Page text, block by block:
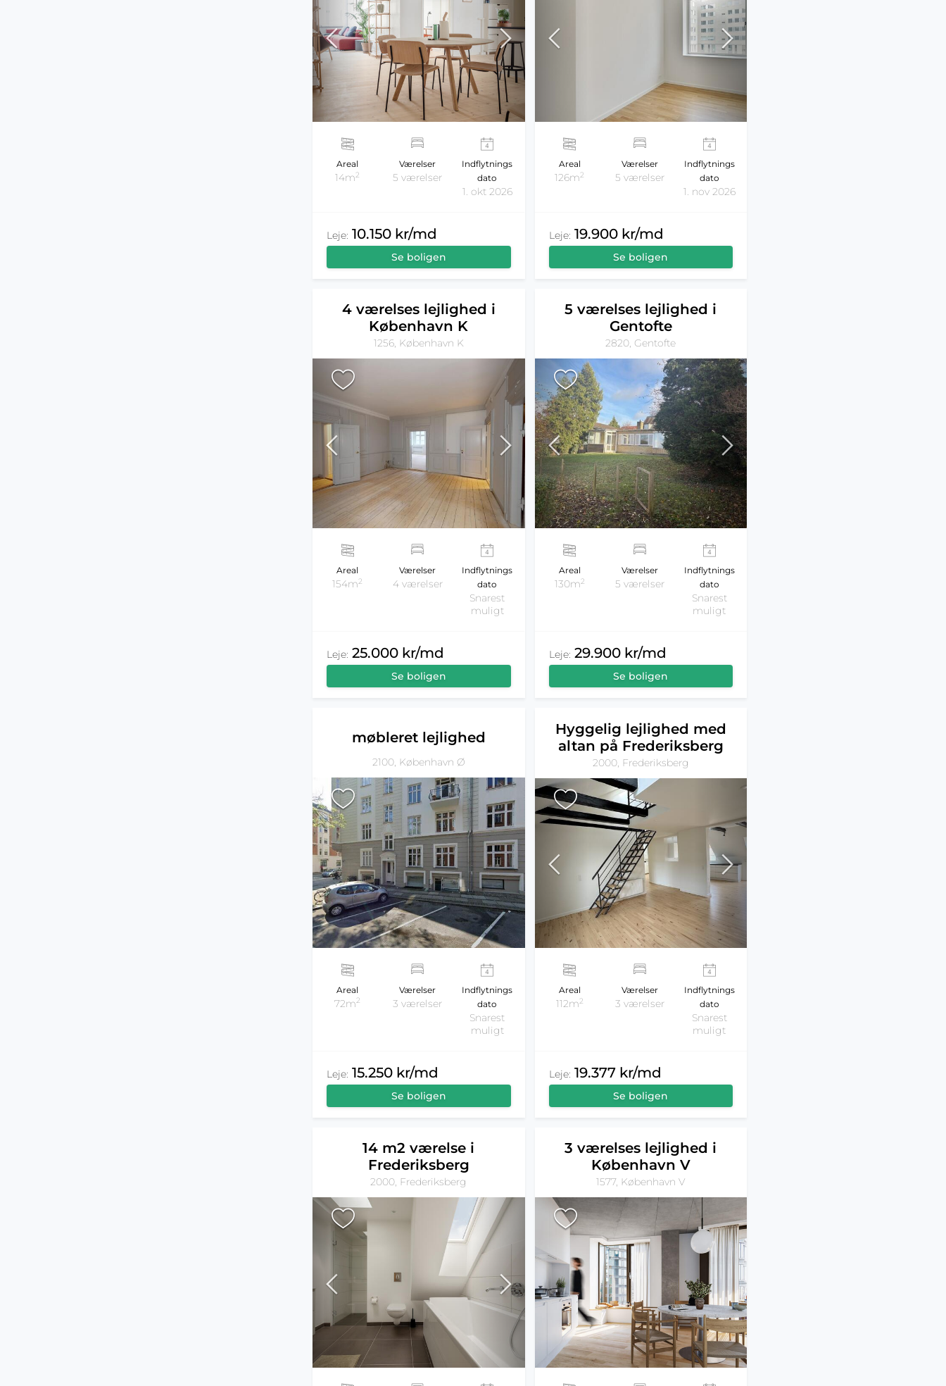
Areal
14m2
Værelser
5 værelser
Indflytnings
dato
1. okt 2026
Leje: 10.150 kr/md
Se boligen
Areal
126m2
Værelser
5 værelser
Indflytnings
dato
1. nov 2026
Leje: 19.900 kr/md
Se boligen
4 værelses lejlighed i
København K
1256, København K
Areal
154m2
Værelser
4 værelser
Indflytnings
dato
Snarest
muligt
Leje: 25.000 kr/md
Se boligen
5 værelses lejlighed i
Gentofte
2820, Gentofte
Areal
130m2
Værelser
5 værelser
Indflytnings
dato
Snarest
muligt
Leje: 29.900 kr/md
Se boligen
møbleret lejlighed
2100, København Ø
Areal
72m2
Værelser
3 værelser
Indflytnings
dato
Snarest
muligt
Leje: 15.250 kr/md
Se boligen
Hyggelig lejlighed med
altan på Frederiksberg
2000, Frederiksberg
Areal
112m2
Værelser
3 værelser
Indflytnings
dato
Snarest
muligt
Leje: 19.377 kr/md
Se boligen
14 m2 værelse i
Frederiksberg
2000, Frederiksberg
3 værelses lejlighed i
København V
1577, København V